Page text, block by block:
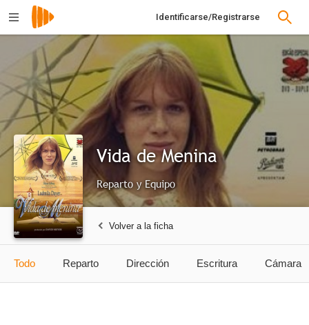
Identificarse/Registrarse
Vida de Menina
Reparto y Equipo
Volver a la ficha
Todo Reparto Dirección Escritura Cámara